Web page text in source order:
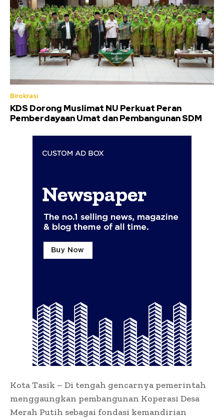
Birokrasi
KDS Dorong Muslimat NU Perkuat Peran
Pemberdayaan Umat dan Pembangunan SDM
Kota Tasik – Di tengah gencarnya pemerintah
menggaungkan pembangunan Koperasi Desa
Merah Putih sebagai fondasi kemandirian